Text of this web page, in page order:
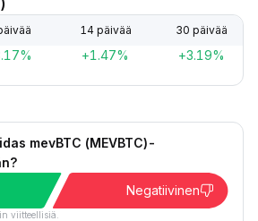
14 päivää 30 päivää
+1.47% +3.19%
mevBTC (MEVBTC)-
Negatiivinen
viitteellisiä.